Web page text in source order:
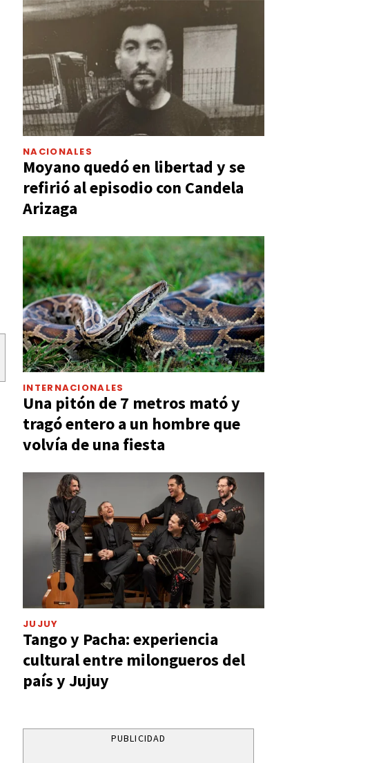
NACIONALES
Moyano quedó en libertad y se
refirió al episodio con Candela
Arizaga
INTERNACIONALES
Una pitón de 7 metros mató y
tragó entero a un hombre que
volvía de una fiesta
JUJUY
Tango y Pacha: experiencia
cultural entre milongueros del
país y Jujuy
PUBLICIDAD